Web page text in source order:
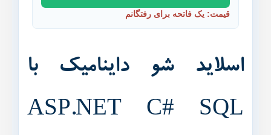
قیمت: یک فاتحه برای رفتگانم
اسلاید شو داینامیک با
ASP.NET C# SQL